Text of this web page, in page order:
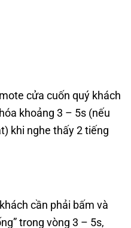
cửa cuốn quý khách
khoảng 3 – 5s (nếu
khi nghe thấy 2 tiếng
cần phải bấm và
trong vòng 3 – 5s,